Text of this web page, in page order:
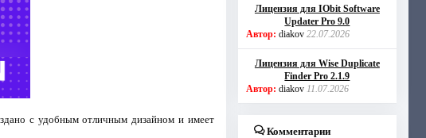
с удобным отличным дизайном и имеет
Лицензия для IObit Software
Updater Pro 9.0
Автор: diakov 22.07.2026
Лицензия для Wise Duplicate
Finder Pro 2.1.9
Автор: diakov 11.07.2026
Комментарии